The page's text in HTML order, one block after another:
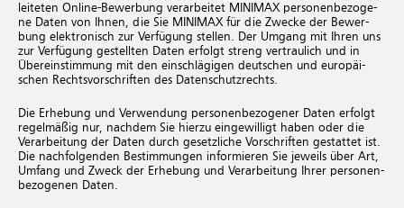
lei­te­ten On­line-Be­wer­bung ver­ar­bei­tet MINIMAX per­so­nen­be­zo­ge­
ne Daten von Ihnen, die Sie MINIMAX für die Zwe­cke der Be­wer­
bung elek­tro­nisch zur Ver­fü­gung stel­len. Der Um­gang mit Ihren uns
zur Ver­fü­gung ge­stell­ten Daten er­folgt streng ver­trau­lich und in
Über­ein­stim­mung mit den ein­schlä­gi­gen deut­schen und eu­ro­päi­
schen Rechts­vor­schrif­ten des Da­ten­schutz­rechts.
Die Er­he­bung und Ver­wen­dung per­so­nen­be­zo­ge­ner Daten er­folgt
re­gel­mä­ßig nur, nach­dem Sie hier­zu ein­ge­wil­ligt haben oder die
Ver­ar­bei­tung der Daten durch ge­setz­li­che Vor­schrif­ten ge­stat­tet ist.
Die nach­fol­gen­den Be­stim­mun­gen in­for­mie­ren Sie je­weils über Art,
Um­fang und Zweck der Er­he­bung und Ver­ar­bei­tung Ihrer per­so­nen­
be­zo­ge­nen Daten.